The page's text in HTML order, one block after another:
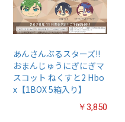
あんさんぶるスターズ!!
おまんじゅうにぎにぎマ
スコット ねくすと2 Hbo
x【1BOX 5箱入り】
￥3,850